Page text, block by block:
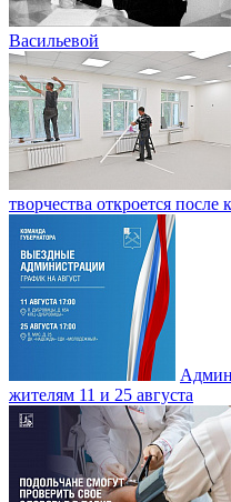
Васильевой
творчества откроется
жителям 11 и 25 августа